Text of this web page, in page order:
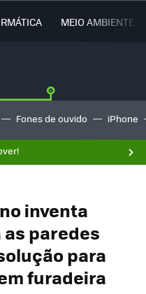
MEIO AMBIENTE
Fones de ouvido iPhone
inventa
paredes
para
furadeira